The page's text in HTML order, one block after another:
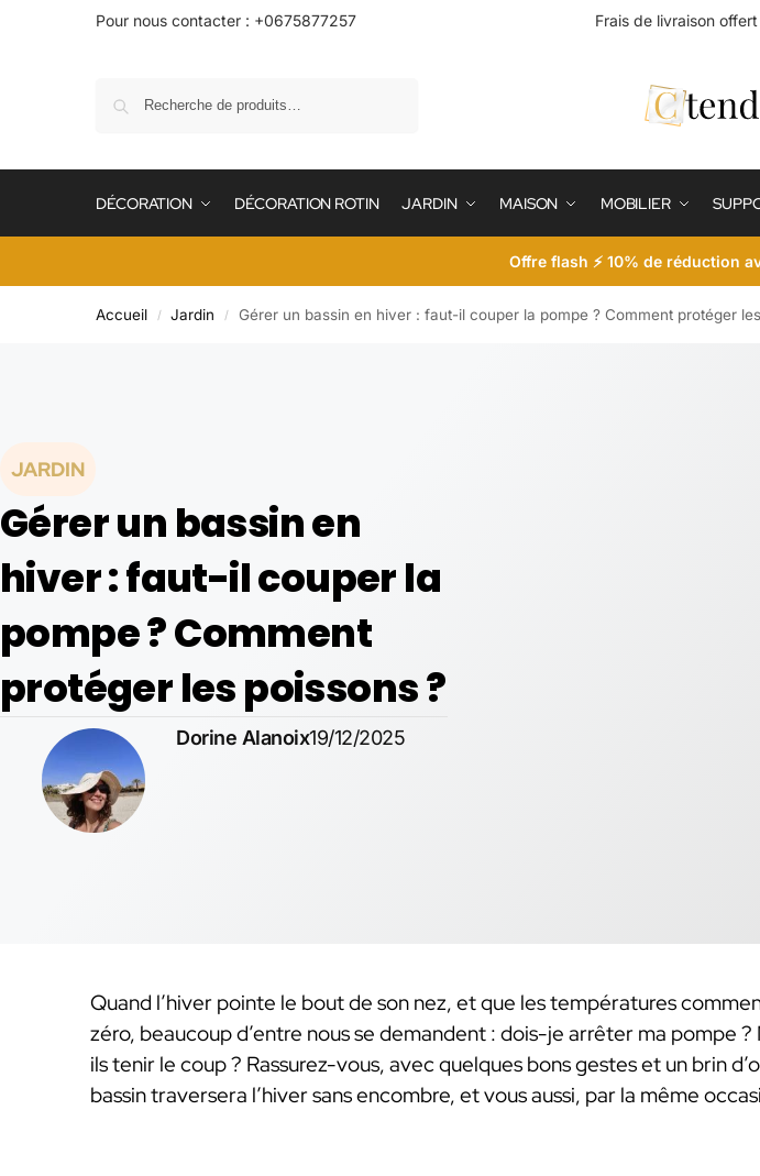
Pour nous contacter : +0675877257 Frais de livraison
DÉCORATION DÉCORATION ROTIN JARDIN MAISON MOBILIER
Offre flash ⚡ 10% de réduction
Accueil / Jardin / Gérer un bassin en hiver : faut-il couper la pompe ? Comment protéger
JARDIN
Gérer un bassin en
hiver : faut-il couper la
pompe ? Comment
protéger les poissons ?
Dorine Alanoix19/12/2025
Quand l’hiver pointe le bout de son nez, et que les températures
zéro, beaucoup d’entre nous se demandent : dois-je arrêter ma pompe
ils tenir le coup ? Rassurez-vous, avec quelques bons gestes et un brin
bassin traversera l’hiver sans encombre, et vous aussi, par la même